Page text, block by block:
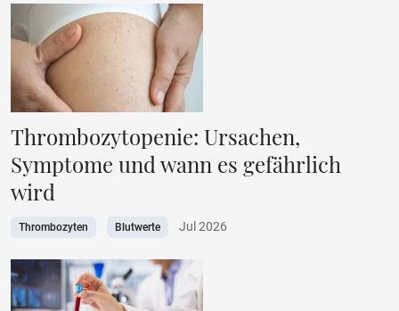
Thrombozytopenie: Ursachen,
Symptome und wann es gefährlich
wird
Thrombozyten Blutwerte Jul 2026